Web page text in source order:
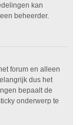
kan
beheerder.
forum en alleen
dus het
bepaalt de
onderwerp te